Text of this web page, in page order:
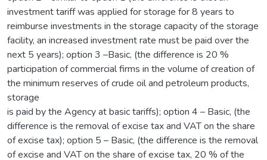
investment tariff was applied for storage for 8 years to
reimburse investments in the storage capacity of the storage
facility, an increased investment rate must be paid over the
next 5 years); option 3 –Basic, (the difference is 20 %
participation of commercial firms in the volume of creation of
the minimum reserves of crude oil and petroleum products,
storage
is paid by the Agency at basic tariffs); option 4 – Basic, (the
difference is the removal of excise tax and VAT on the share
of excise tax); option 5 – Basic, (the difference is the removal
of excise and VAT on the share of excise tax, 20 % of the